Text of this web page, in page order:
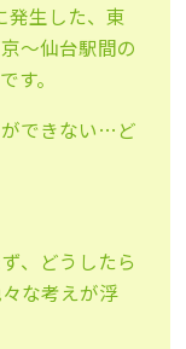
発生した、東
〜仙台駅間の
す。
できない…ど
、どうしたら
な考えが浮